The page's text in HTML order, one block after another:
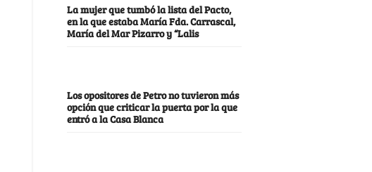
La mujer que tumbó la lista del Pacto,
en la que estaba María Fda. Carrascal,
María del Mar Pizarro y “Lalis
Los opositores de Petro no tuvieron más
opción que criticar la puerta por la que
entró a la Casa Blanca